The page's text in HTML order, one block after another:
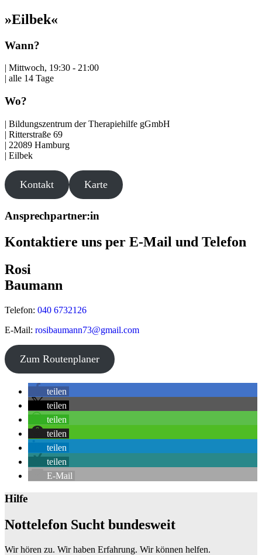
»Eilbek«
Wann?
| Mittwoch, 19:30 - 21:00
| alle 14 Tage
Wo?
| Bildungszentrum der Therapiehilfe gGmbH
| Ritterstraße 69
| 22089 Hamburg
| Eilbek
Kontakt Karte
Ansprechpartner:in
Kontaktiere uns per E-Mail und Telefon
Rosi
Baumann
Telefon: 040 6732126
E-Mail: rosibaumann73@gmail.com
Zum Routenplaner
teilen
teilen
teilen
teilen
teilen
teilen
E-Mail
Hilfe
Nottelefon Sucht bundesweit
Wir hören zu. Wir haben Erfahrung. Wir können helfen.